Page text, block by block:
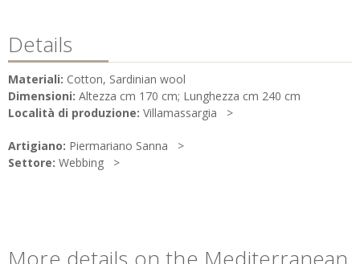
Details
Materiali: Cotton, Sardinian wool
Dimensioni: Altezza cm 170 cm; Lunghezza cm 240 cm
Località di produzione: Villamassargia
Artigiano: Piermariano Sanna
Settore: Webbing